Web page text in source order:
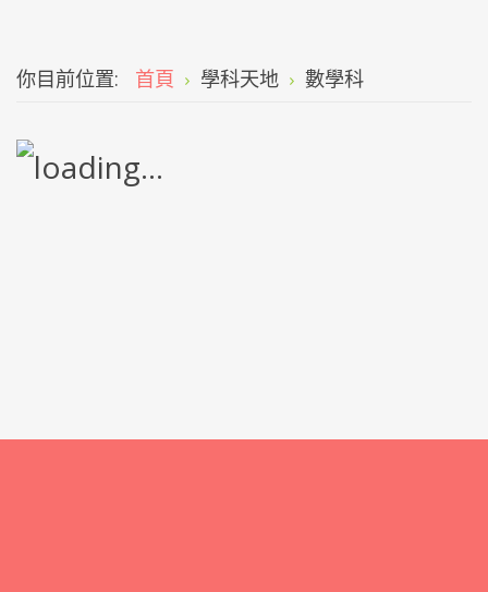
你目前位置: 首頁 學科天地 數學科